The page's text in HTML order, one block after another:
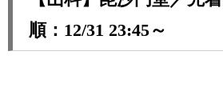
順：12/31 23:45～